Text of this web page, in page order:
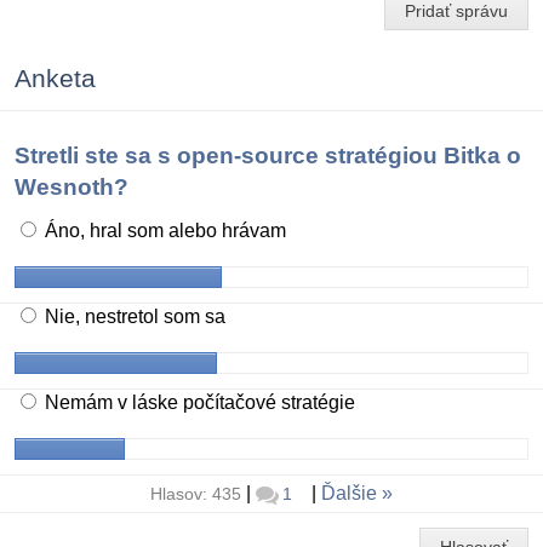
Pridať správu
Anketa
Stretli ste sa s open-source stratégiou Bitka o
Wesnoth?
Áno, hral som alebo hrávam
Nie, nestretol som sa
Nemám v láske počítačové stratégie
Hlasov: 435 1 Ďalšie